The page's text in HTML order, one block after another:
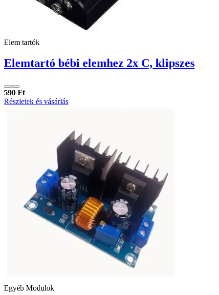
Elem tartók
Elemtartó bébi elemhez 2x C, klipszes
590 Ft
Részletek és vásárlás
Egyéb Modulok